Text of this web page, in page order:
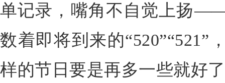
单记录，嘴角不自觉上扬
数着即将到来的“520”“521”
样的节日要是再多一些就好了